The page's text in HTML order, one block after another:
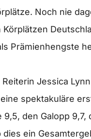
Noch nie
Prämienhengste
Jessica
spektakuläre
den Galopp 9,7,
ein